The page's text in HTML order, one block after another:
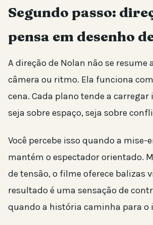
Segundo passo:
pensa em desenho
A direção de Nolan não se resume
câmera ou ritmo. Ela funciona
cena. Cada plano tende a
seja sobre espaço, seja sobre
Você percebe isso quando a mise-
mantém o espectador orientado.
de tensão, o filme oferece balizas
resultado é uma sensação de
quando a história caminha para o